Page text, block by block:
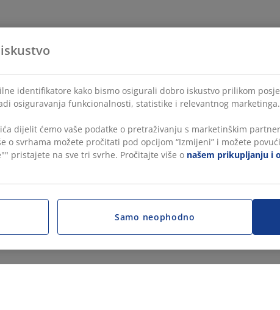
identifikatore kako bismo osigurali dobro iskustvo prilikom
osiguravanja funkcionalnosti, statistike i relevantnog marketinga.
dijelit ćemo vaše podatke o pretraživanju s marketinškim
o svrhama možete pročitati pod opcijom “Izmijeni” i možete
pristajete na sve tri svrhe. Pročitajte više o našem prikupljanju i
Samo neophodno